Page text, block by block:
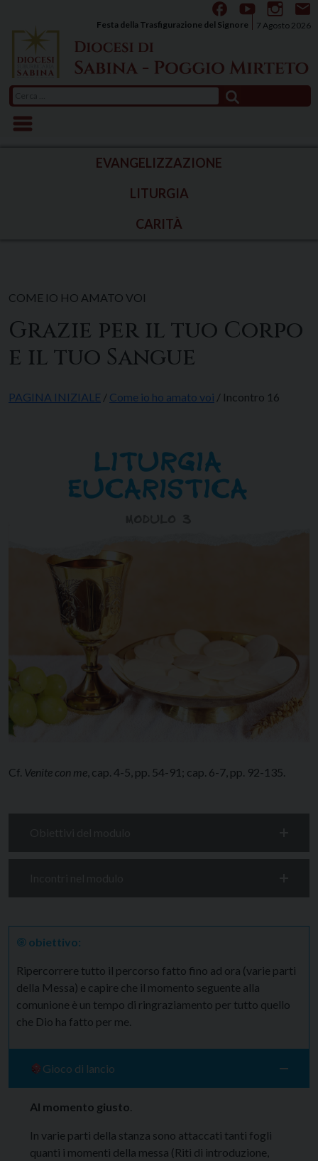
content
7 Agosto 2026
Festa della Trasfigurazione del Signore
per:
EVANGELIZZAZIONE
LITURGIA
CARITÀ
COME IO HO AMATO VOI
Grazie per il tuo Corpo
e il tuo Sangue
PAGINA INIZIALE / Come io ho amato voi / Incontro 16
Cf. Venite con me , cap. 4-5, pp. 54-91; cap. 6-7, pp. 92-135.
🞋 obiettivo:
Ripercorrere tutto il percorso fatto fino ad ora (varie parti
della Messa) e capire che il momento seguente alla
comunione è un tempo di ringraziamento per tutto quello
che Dio ha fatto per me.
Gioco di lancio
Al momento giusto.
In varie parti della stanza sono attaccati tanti fogli
quanti i momenti della messa (Riti di introduzione,